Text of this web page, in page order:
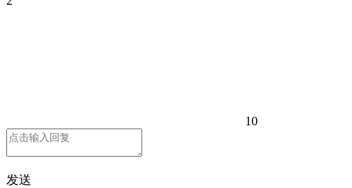
10
发送